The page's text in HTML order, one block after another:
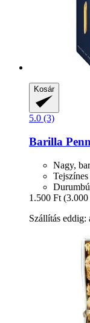
Kosár
5.0 (3)
Barilla
Nagy,
1.500 Ft
Szállítás eddig: